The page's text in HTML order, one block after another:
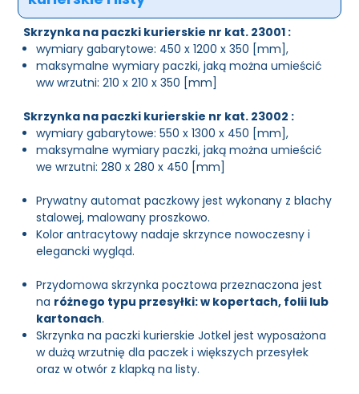
Skrzynka na paczki kurierskie nr kat. 23001 :
wymiary gabarytowe: 450 x 1200 x 350 [mm],
maksymalne wymiary paczki, jaką można umieścić
ww wrzutni: 210 x 210 x 350 [mm]
Skrzynka na paczki kurierskie nr kat. 23002 :
wymiary gabarytowe: 550 x 1300 x 450 [mm],
maksymalne wymiary paczki, jaką można umieścić
we wrzutni: 280 x 280 x 450 [mm]
Prywatny automat paczkowy jest wykonany z blachy
stalowej, malowany proszkowo.
Kolor antracytowy nadaje skrzynce nowoczesny i
elegancki wygląd.
Przydomowa skrzynka pocztowa przeznaczona jest
na różnego typu przesyłki: w kopertach, folii lub
kartonach.
Skrzynka na paczki kurierskie Jotkel jest wyposażona
w dużą wrzutnię dla paczek i większych przesyłek
oraz w otwór z klapką na listy.